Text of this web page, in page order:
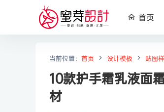
首页
当前位置： 首页 设计模板 贴图
10款护手霜乳液面
材